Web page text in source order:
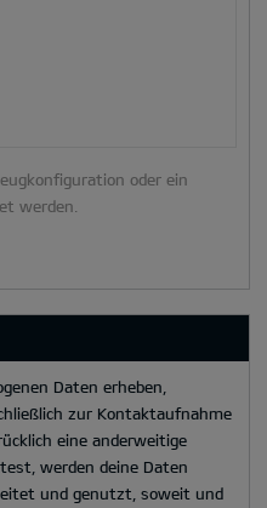
oder ein
werden.
Daten erheben,
zur Kontaktaufnahme
eine anderweitige
werden deine Daten
und genutzt, soweit und